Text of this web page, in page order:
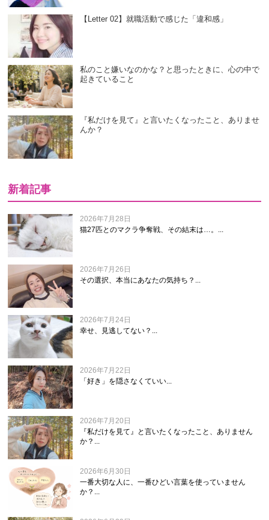
【Letter 02】就職活動で感じた「違和感」
私のこと嫌いなのかな？と思ったときに、心の中で
起きていること
『私だけを見て』と言いたくなったこと、ありませ
んか？
新着記事
2026年7月28日
猫27匹とのマクラ争奪戦、その結末は…。...
2026年7月26日
その選択、本当にあなたの気持ち？...
2026年7月24日
幸せ、見逃してない？...
2026年7月22日
「好き」を隠さなくていい...
2026年7月20日
『私だけを見て』と言いたくなったこと、ありません
か？...
2026年6月30日
一番大切な人に、一番ひどい言葉を使っていません
か？...